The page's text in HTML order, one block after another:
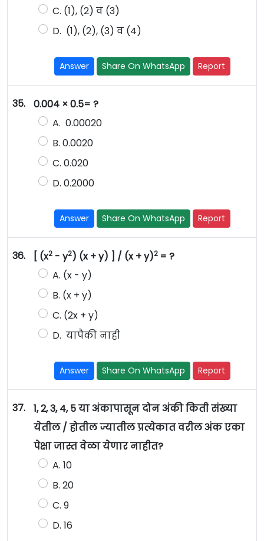
C. (1), (2) व (3)
D. (1), (2), (3) व (4)
Answer Share On WhatsApp Report
35.
0.004 × 0.5= ?
A. 0.00020
B. 0.0020
C. 0.020
D. 0.2000
Answer Share On WhatsApp Report
36. [ (x2- y2) (x + y) ] / (x + y)2 = ?
A. (x - y)
B. (x + y)
C. (2x + y)
D. यापैकी नाही
Answer Share On WhatsApp Report
37.
1, 2, 3, 4, 5 या अंकापासून दोन अंकी किती संख्या
येतील / होतील ज्यातील प्रत्येकात वरील अंक एका
पेक्षा जास्त वेळा येणार नाहीत?
A. 10
B. 20
C. 9
D. 16